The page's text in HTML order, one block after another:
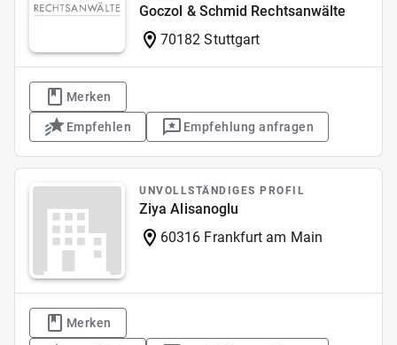
Goczol & Schmid Rechtsanwälte
70182 Stuttgart
Merken
Empfehlen Empfehlung anfragen
UNVOLLSTÄNDIGES PROFIL
Ziya Alisanoglu
60316 Frankfurt am Main
Merken